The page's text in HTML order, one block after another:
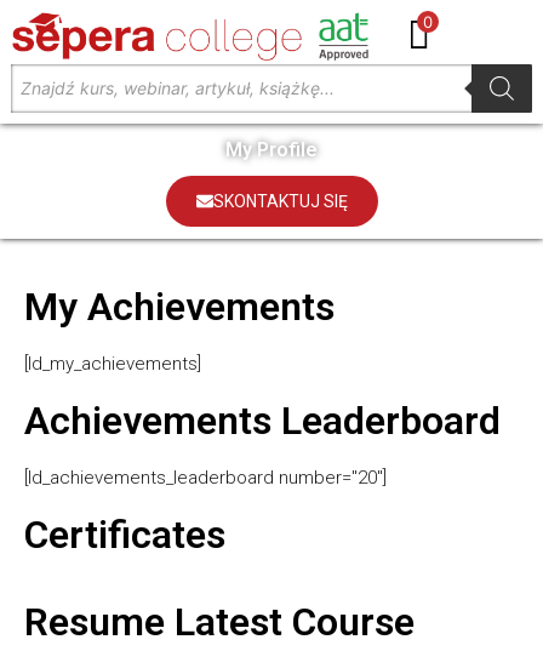
0
My Profile
SKONTAKTUJ SIĘ
My Achievements
[ld_my_achievements]
Achievements Leaderboard
[ld_achievements_leaderboard number="20"]
Certificates
Resume Latest Course